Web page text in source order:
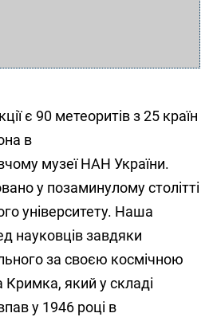
є 90 метеоритів з 25 країн
в
музеї НАН України.
у позаминулому столітті
університету. Наша
науковців завдяки
за своєю космічною
який у складі
у 1946 році в